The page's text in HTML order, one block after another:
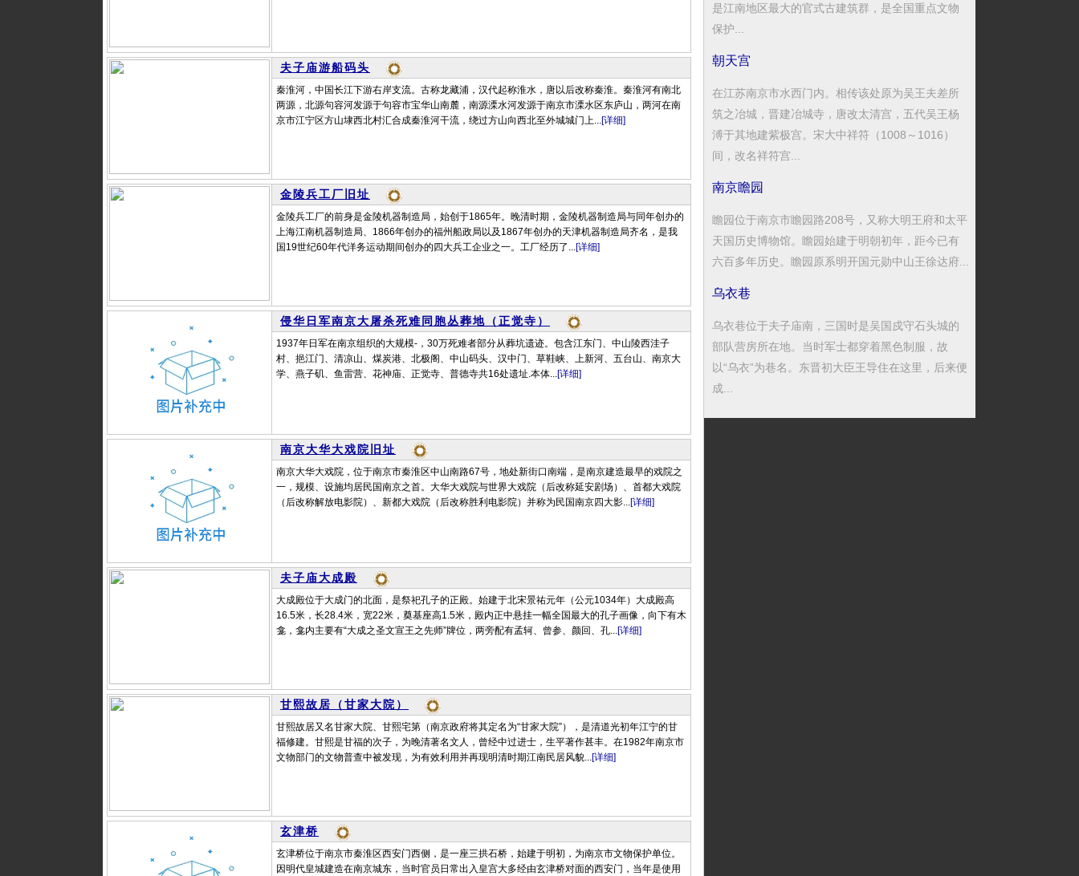
夫子庙游船码头
秦淮河，中国长江下游右岸支流。古称龙藏浦，汉代起称淮水，唐以后改称秦淮。秦淮河有南北
两源，北源句容河发源于句容市宝华山南麓，南源溧水河发源于南京市溧水区东庐山，两河在南
京市江宁区方山埭西北村汇合成秦淮河干流，绕过方山向西北至外城城门上...[详细]
金陵兵工厂旧址
金陵兵工厂的前身是金陵机器制造局，始创于1865年。晚清时期，金陵机器制造局与同年创办的
上海江南机器制造局、1866年创办的福州船政局以及1867年创办的天津机器制造局齐名，是我
国19世纪60年代洋务运动期间创办的四大兵工企业之一。工厂经历了...[详细]
侵华日军南京大屠杀死难同胞丛葬地（正觉寺）
1937年日军在南京组织的大规模-，30万死难者部分从葬坑遗迹。包含江东门、中山陵西洼子
村、挹江门、清凉山、煤炭港、北极阁、中山码头、汉中门、草鞋峡、上新河、五台山、南京大
学、燕子矶、鱼雷营、花神庙、正觉寺、普德寺共16处遗址.本体...[详细]
南京大华大戏院旧址
南京大华大戏院，位于南京市秦淮区中山南路67号，地处新街口南端，是南京建造最早的戏院之
一，规模、设施均居民国南京之首。大华大戏院与世界大戏院（后改称延安剧场）、首都大戏院
（后改称解放电影院）、新都大戏院（后改称胜利电影院）并称为民国南京四大影...[详细]
夫子庙大成殿
大成殿位于大成门的北面，是祭祀孔子的正殿。始建于北宋景祐元年（公元1034年）大成殿高
16.5米，长28.4米，宽22米，奠基座高1.5米，殿内正中悬挂一幅全国最大的孔子画像，向下有木
龛，龛内主要有“大成之圣文宣王之先师”牌位，两旁配有孟轲、曾参、颜回、孔...[详细]
甘熙故居（甘家大院）
甘熙故居又名甘家大院、甘熙宅第（南京政府将其定名为“甘家大院”），是清道光初年江宁的甘
福修建。甘熙是甘福的次子，为晚清著名文人，曾经中过进士，生平著作甚丰。在1982年南京市
文物部门的文物普查中被发现，为有效利用并再现明清时期江南民居风貌...[详细]
玄津桥
玄津桥位于南京市秦淮区西安门西侧，是一座三拱石桥，始建于明初，为南京市文物保护单位。
因明代皇城建造在南京城东，当时官员日常出入皇宫大多经由玄津桥对面的西安门，当年是使用
是江南地区最大的官式古建筑群，是全国重点文物
保护...
朝天宫
在江苏南京市水西门内。相传该处原为吴王夫差所
筑之冶城，晋建冶城寺，唐改太清宫，五代吴王杨
溥于其地建紫极宫。宋大中祥符（1008～1016）
间，改名祥符宫...
南京瞻园
瞻园位于南京市瞻园路208号，又称大明王府和太平
天国历史博物馆。瞻园始建于明朝初年，距今已有
六百多年历史。瞻园原系明开国元勋中山王徐达府...
乌衣巷
乌衣巷位于夫子庙南，三国时是吴国戍守石头城的
部队营房所在地。当时军士都穿着黑色制服，故
以“乌衣”为巷名。东晋初大臣王导住在这里，后来便
成...